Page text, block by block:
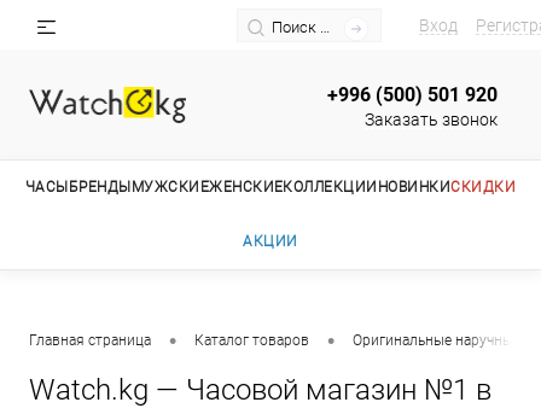
Вход
+996 (500) 501 920
Заказать звонок
ЧАСЫ БРЕНДЫ МУЖСКИЕЖЕНСКИЕКОЛЛЕКЦИИ НОВИНКИСКИДКИ
АКЦИИ
Главная страница • Каталог товаров • Оригинальные наручные
Watch.kg — Часовой магазин №1 в